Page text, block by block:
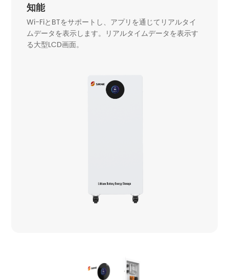
知能
Wi-FiとBTをサポートし、アプリを通じてリアルタイ
ムデータを表示します。リアルタイムデータを表示す
る大型LCD画面。